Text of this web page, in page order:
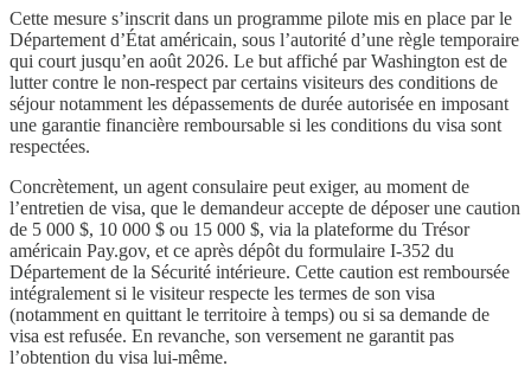
Cette mesure s’inscrit dans un programme pilote mis en place par le
Département d’État américain, sous l’autorité d’une règle temporaire
qui court jusqu’en août 2026. Le but affiché par Washington est de
lutter contre le non-respect par certains visiteurs des conditions de
séjour notamment les dépassements de durée autorisée en imposant
une garantie financière remboursable si les conditions du visa sont
respectées.
Concrètement, un agent consulaire peut exiger, au moment de
l’entretien de visa, que le demandeur accepte de déposer une caution
de 5 000 $, 10 000 $ ou 15 000 $, via la plateforme du Trésor
américain Pay.gov, et ce après dépôt du formulaire I-352 du
Département de la Sécurité intérieure. Cette caution est remboursée
intégralement si le visiteur respecte les termes de son visa
(notamment en quittant le territoire à temps) ou si sa demande de
visa est refusée. En revanche, son versement ne garantit pas
l’obtention du visa lui-même.